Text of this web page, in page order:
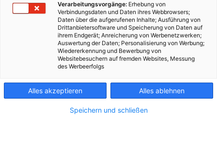
Impressum
Verarbeitungsvorgänge: Erhebung von
Verbindungsdaten und Daten ihres Webbrowsers;
Daten über die aufgerufenen Inhalte; Ausführung von
Drittanbietersoftware und Speicherung von Daten auf
ihrem Endgerät; Anreicherung von Werbenetzwerken;
Auswertung der Daten; Personalisierung von Werbung;
Wiedererkennung und Bewerbung von
Websitebesuchern auf fremden Websites, Messung
des Werbeerfolgs
Alles akzeptieren Alles ablehnen
Speichern und schließen